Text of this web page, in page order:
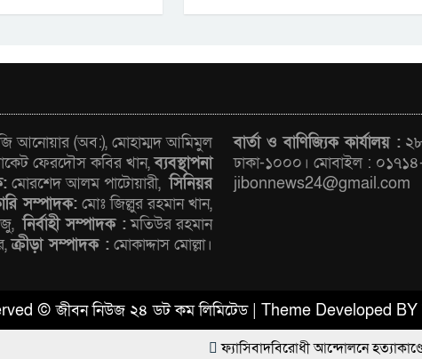
আনোয়ার (অব:), মোহাম্মদ আমিমুল
ফেরদৌস কবির খান,ব্যবস্থাপনা
মোরশেদ আলম পাটোয়ারী,সিনিয়র
সম্পাদক: মোঃ জিল্লুর রহমান খান,
নির্বাহী সম্পাদক :মতিউর রহমান
ক্রীড়া সম্পাদক : মোকাদ্দাস মোল্লা।
বার্তা ও বাণিজ্যিক কার্যালয় :
ঢাকা-১০০০। মোবাইল :
jibonnews24@gmail.com
© জীবন নিউজ ২৪ ডট কম লিমিটেড | Theme Developed BY
ফ্যাসিবাদবিরোধী আন্দোলনে হত্যাকাণ্ডের